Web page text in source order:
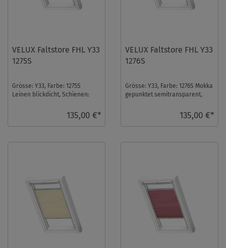
VELUX Faltstore FHL Y33
1275S
Grösse: Y33, Farbe: 1275S
Leinen blickdicht, Schienen:
135,00 €*
VELUX Faltstore FHL Y33
1276S
Grösse: Y33, Farbe: 1276S Mokka
gepunktet semitransparent,
135,00 €*